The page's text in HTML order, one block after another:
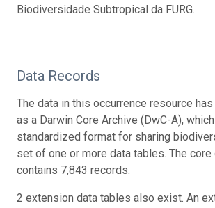
Biodiversidade Subtropical da FURG.
Data Records
The data in this occurrence resource
as a Darwin Core Archive (DwC-A),
standardized format for sharing
set of one or more data tables. The core
contains 7,843 records.
2 extension data tables also exist. An